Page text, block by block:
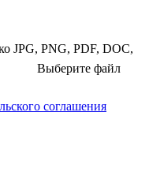
JPG, PNG, PDF, DOC,
Выберите файл
соглашения